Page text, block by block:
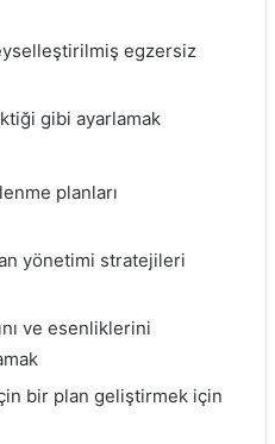
egzersiz
gibi ayarlamak
planları
yönetimi stratejileri
ve esenliklerini
bir plan geliştirmek için